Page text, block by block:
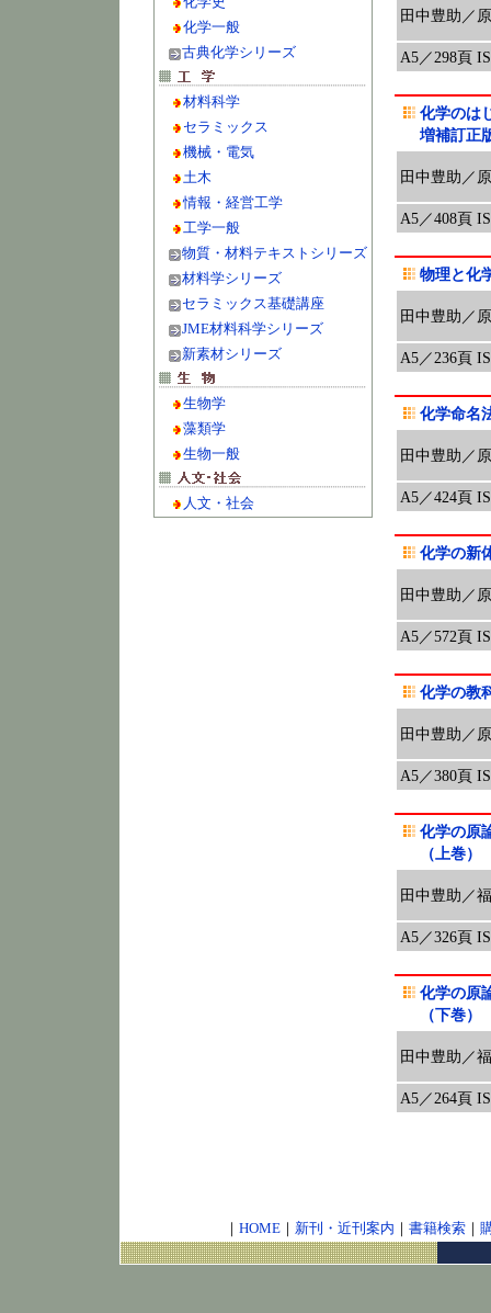
化学一般
古典化学シリーズ
材料科学
セラミックス
機械・電気
土木
情報・経営工学
工学一般
物質・材料テキストシリーズ
材料学シリーズ
セラミックス基礎講座
JME材料科学シリーズ
新素材シリーズ
生物学
藻類学
生物一般
人文・社会
田中豊助／
A5／298頁
化学のは
増補訂正
田中豊助／
A5／408頁
物理と化
田中豊助／
A5／236頁
化学命名
田中豊助／
A5／424頁
化学の新
田中豊助／
A5／572頁
化学の教
田中豊助／
A5／380頁
化学の原
（上巻）
田中豊助／
A5／326頁
化学の原
（下巻）
田中豊助／
A5／264頁
HOME｜ 新刊・近刊案内 書籍検索｜